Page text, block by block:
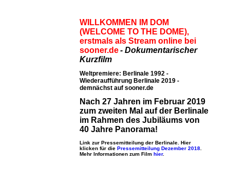
WILLKOMMEN IM DOM
(WELCOME TO THE DOME),
erstmals als Stream online bei
sooner.de- Dokumentarischer
Kurzfilm
Weltpremiere: Berlinale 1992 -
Wiederaufführung Berlinale 2019 -
demnächst auf sooner.de
Nach 27 Jahren im Februar 2019
zum zweiten Mal auf der Berlinale
im Rahmen des Jubiläums von
40 Jahre Panorama!
Link zur Pressemitteilung der Berlinale. Hier
klicken für die Pressemitteilung Dezember 2018
Mehr Informationen zum Film hier.